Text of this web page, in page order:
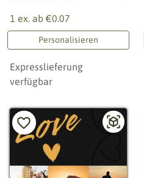
1 ex. ab €0.07
Personalisieren
Expresslieferung
verfügbar